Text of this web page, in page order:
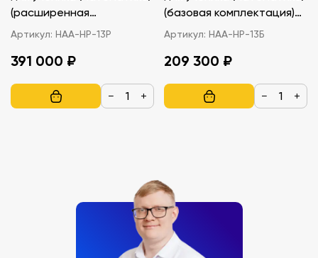
(расширенная
комплектация) НАУРА
Артикул: НАА-НР-13Р
391 000 ₽
− +
(базовая комплектация)
НАУРА ПЛЮС
Артикул: НАА-НР-13Б
209 300 ₽
− +